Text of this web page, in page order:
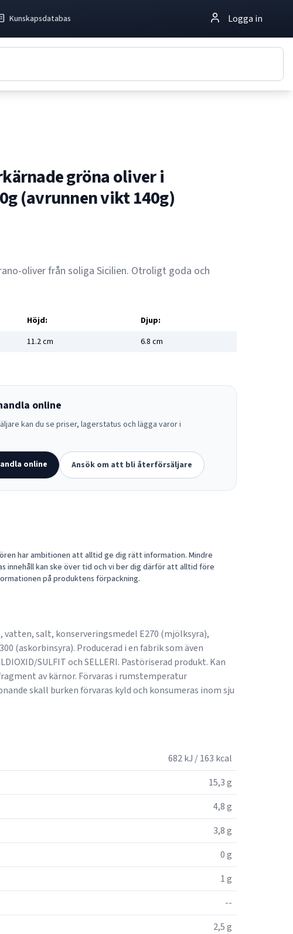
Kunskapsdatabas Logga in
gröna oliver i
(avrunnen vikt 140g)
oliver från soliga Sicilien. Otroligt goda och
Höjd:
Djup:
11.2cm 6.8 cm
online
kan du se priser, lagerstatus och lägga varor i
online Ansök om att bli återförsäljare
har ambitionen att alltid ge dig rätt information. Mindre
innehåll kan ske över tid och vi ber dig därför att alltid före
på produktens förpackning.
salt, konserveringsmedel E270 (mjölksyra),
(askorbinsyra). Producerad i en fabrik som även
SULFIT och SELLERI. Pastöriserad produkt. Kan
av kärnor. Förvaras i rumstemperatur
skall burken förvaras kyld och konsumeras inom sju
682 kJ / 163 kcal
15,3 g
4,8 g
3,8 g
0 g
1 g
--
2,5 g